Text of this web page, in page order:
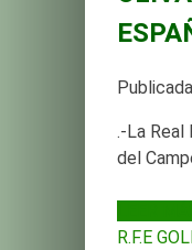
.-La Real
del
R.F.E